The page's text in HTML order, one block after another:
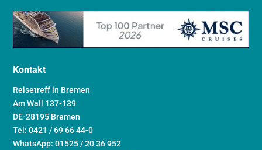
Kontakt
Reisetreff in Bremen
Am Wall 137-139
DE-28195 Bremen
Tel: 0421 / 69 66 44-0
WhatsApp: 01525 / 20 36 952